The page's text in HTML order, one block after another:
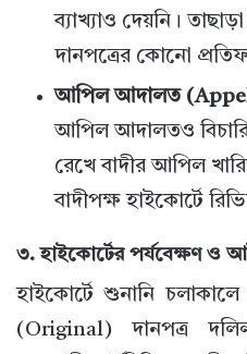
ব্যাখ্যাও দেয়নি।
দানপত্রের কোনো
আপিল আদালত
আপিল আদালতও
রেখে বাদীর আপিল
বাদীপক্ষ হাইকোর্টে
৩. হাইকোর্টের পর্যবেক্ষণ ও
হাইকোর্টে শুনানি
(Original) দানপত্র